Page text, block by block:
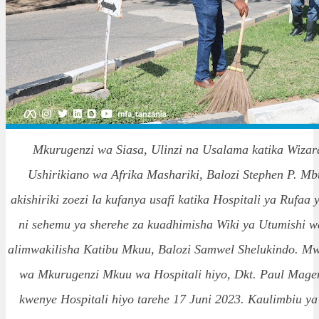
Mkurugenzi wa Siasa, Ulinzi na Usalama katika
Ushirikiano wa Afrika Mashariki, Balozi Stephen P.
akishiriki zoezi la kufanya usafi katika Hospitali ya Rufaa
ni sehemu ya sherehe za kuadhimisha Wiki ya Utumishi
alimwakilisha Katibu Mkuu, Balozi Samwel Shelukindo.
wa Mkurugenzi Mkuu wa Hospitali hiyo, Dkt. Paul
kwenye Hospitali hiyo tarehe 17 Juni 2023. Kaulimbiu